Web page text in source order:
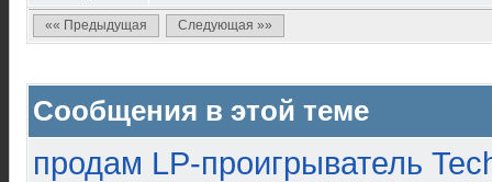
«« Предыдущая Следующая »»
Сообщения в этой теме
продам LP-проигрыватель